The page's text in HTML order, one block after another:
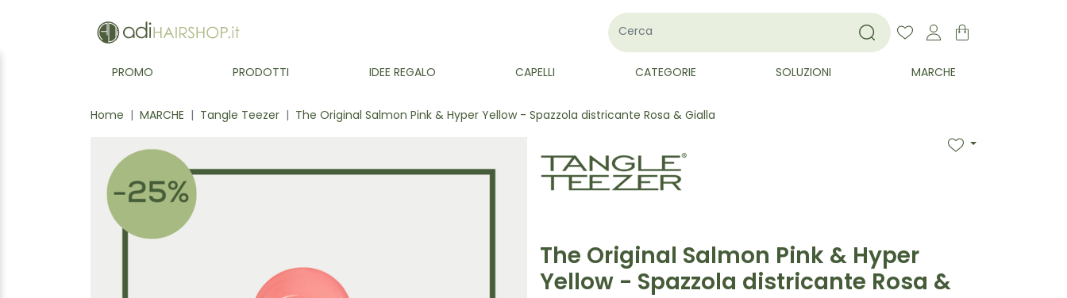
PROMO PRODOTTI IDEE REGALO CAPELLI CATEGORIE SOLUZIONI MARCHE
Home MARCHE Tangle Teezer The Original Salmon Pink & Hyper Yellow - Spazzola districante Rosa & Gialla
The Original Salmon Pink & Hyper
Yellow - Spazzola districante Rosa &